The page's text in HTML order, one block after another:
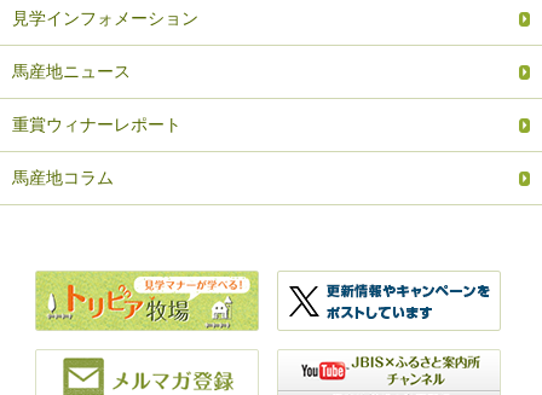
見学インフォメーション
馬産地ニュース
重賞ウィナーレポート
馬産地コラム